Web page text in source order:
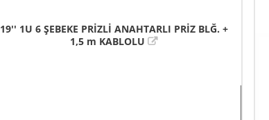
19'' 1U 6 ŞEBEKE PRİZLİ ANAHTARLI PRİZ BLĞ. +
1,5 m KABLOLU